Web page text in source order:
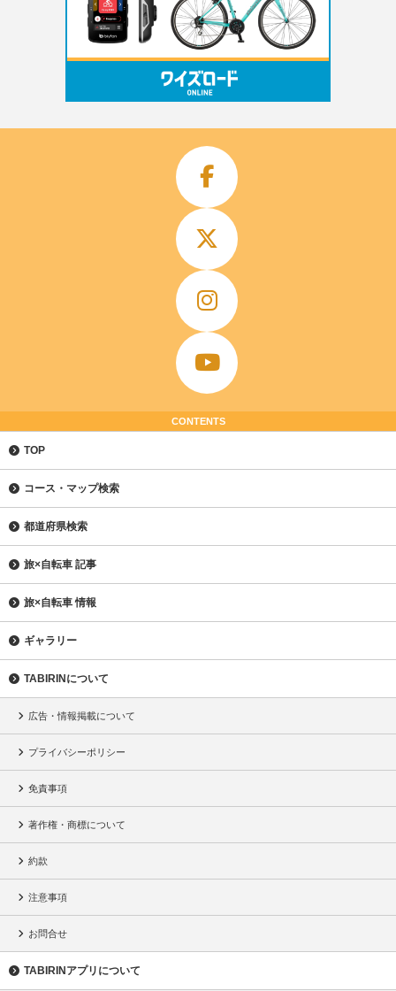
CONTENTS
TOP
コース・マップ検索
都道府県検索
旅×自転車 記事
旅×自転車 情報
ギャラリー
TABIRINについて
広告・情報掲載について
プライバシーポリシー
免責事項
著作権・商標について
約款
注意事項
お問合せ
TABIRINアプリについて